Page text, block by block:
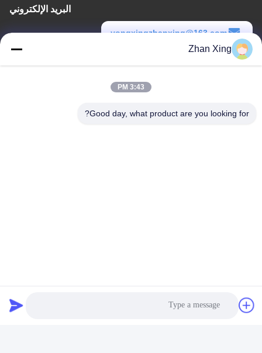
البريد الإلكتروني
yongxingzhanxing@163.com
سياسة الخصوصية
Zhan Xing
3:43 PM
Good day, what product are you looking for?